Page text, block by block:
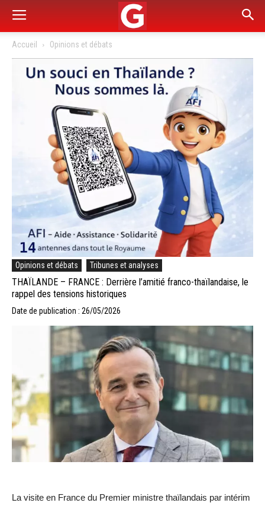
Accueil Opinions et débats
Opinions et débats Tribunes et analyses
THAÏLANDE – FRANCE : Derrière l’amitié franco-thaïlandaise, le
rappel des tensions historiques
Date de publication : 26/05/2026
La visite en France du Premier ministre thaïlandais par intérim